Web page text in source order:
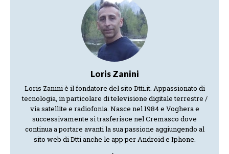
Loris Zanini
Loris Zanini è il fondatore del sito Dtti.it. Appassionato di
tecnologia, in particolare di televisione digitale terrestre /
via satellite e radiofonia. Nasce nel 1984 e Voghera e
successivamente si trasferisce nel Cremasco dove
continua a portare avanti la sua passione aggiungendo al
sito web di Dtti anche le app per Android e Iphone.